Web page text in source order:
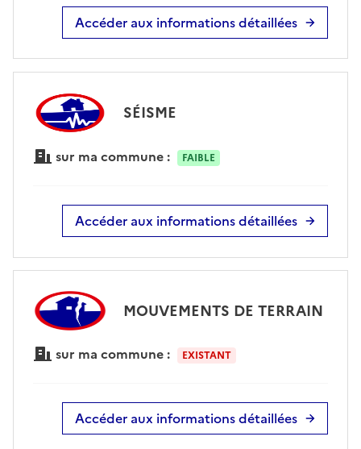
Accéder aux informations détaillées
SÉISME
sur ma commune : FAIBLE
Accéder aux informations détaillées
MOUVEMENTS DE TERRAIN
sur ma commune : EXISTANT
Accéder aux informations détaillées